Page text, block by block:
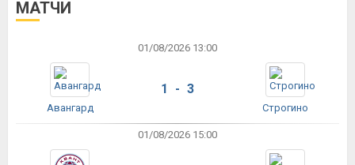
МАТЧИ
01/08/2026 13:00
Авангард
1 - 3
Строгино
01/08/2026 15:00